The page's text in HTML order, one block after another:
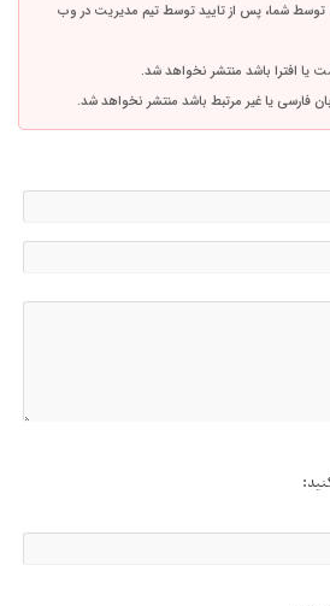
شما، پس از تایید توسط تیم مدیریت در وب
افترا باشد منتشر نخواهد شد.
فارسی یا غیر مرتبط باشد منتشر نخواهد شد.